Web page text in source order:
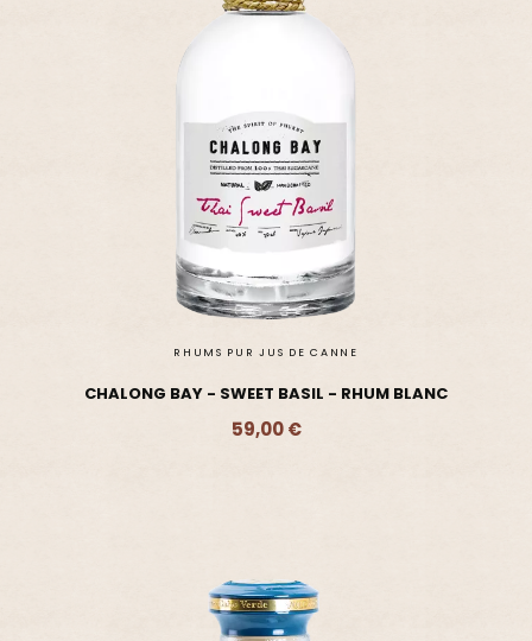
RHUMS PUR JUS DE CANNE
CHALONG BAY - SWEET BASIL - RHUM BLANC
59,00 €
Ajouter - 59,00 €